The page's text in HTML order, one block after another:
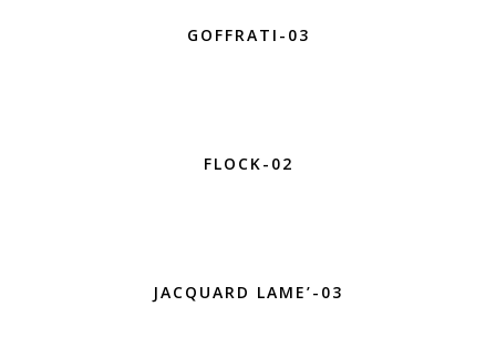
GOFFRATI-03
FLOCK-02
JACQUARD LAME’-03